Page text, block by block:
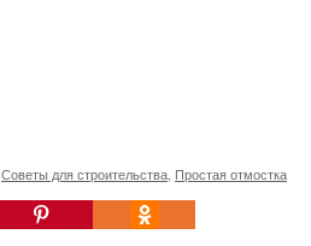
Советы для строительства Простая отмостка